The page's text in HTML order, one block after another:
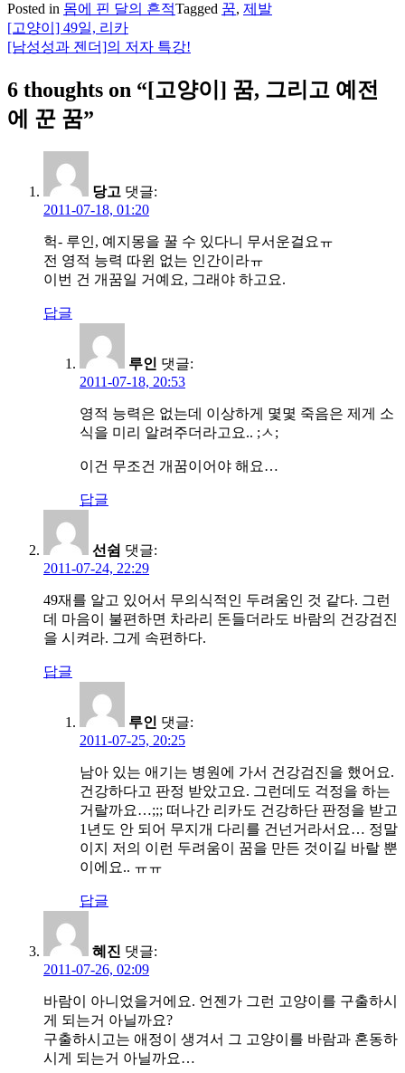
Posted in 몸에 핀 달의 흔적Tagged 꿈, 제발
글
탐
색
[고양이] 49일, 리카
[남성성과 젠더]의 저자 특강!
6 thoughts on “[고양이] 꿈, 그리고 예전
에 꾼 꿈”
당고 댓글:
2011-07-18, 01:20
헉- 루인, 예지몽을 꿀 수 있다니 무서운걸요ㅠ
전 영적 능력 따윈 없는 인간이라ㅠ
이번 건 개꿈일 거예요, 그래야 하고요.
답글
루인 댓글:
2011-07-18, 20:53
영적 능력은 없는데 이상하게 몇몇 죽음은 제게 소
식을 미리 알려주더라고요.. ;ㅅ;
이건 무조건 개꿈이어야 해요…
답글
선쉼 댓글:
2011-07-24, 22:29
49재를 알고 있어서 무의식적인 두려움인 것 같다. 그런
데 마음이 불편하면 차라리 돈들더라도 바람의 건강검진
을 시켜라. 그게 속편하다.
답글
루인 댓글:
2011-07-25, 20:25
남아 있는 애기는 병원에 가서 건강검진을 했어요.
건강하다고 판정 받았고요. 그런데도 걱정을 하는
거랄까요…;;; 떠나간 리카도 건강하단 판정을 받고
1년도 안 되어 무지개 다리를 건넌거라서요… 정말
이지 저의 이런 두려움이 꿈을 만든 것이길 바랄 뿐
이에요.. ㅠㅠ
답글
혜진 댓글:
2011-07-26, 02:09
바람이 아니었을거에요. 언젠가 그런 고양이를 구출하시
게 되는거 아닐까요?
구출하시고는 애정이 생겨서 그 고양이를 바람과 혼동하
시게 되는거 아닐까요…